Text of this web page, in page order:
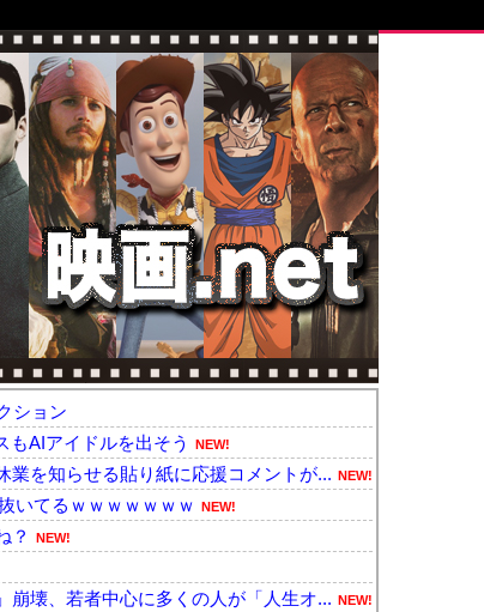
ション
もAIアイドルを出そう
NEW!
業を知らせる貼り紙に応援コメントが... NEW!
いてるｗｗｗｗｗｗｗ NEW!
？ NEW!
崩壊、若者中心に多くの人が「人生オ... NEW!